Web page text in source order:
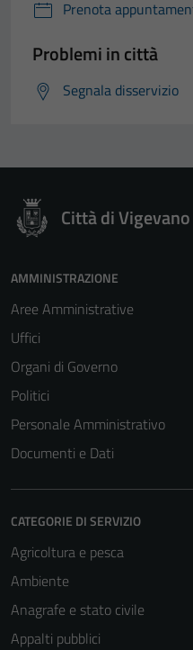
Prenota
Problemi in città
Segnala disservizio
Città di Vigevano
AMMINISTRAZIONE
Aree Amministrative
Uffici
Organi di Governo
Politici
Personale Amministrativo
Documenti e Dati
CATEGORIE DI SERVIZIO
Agricoltura e pesca
Ambiente
Anagrafe e stato civile
Appalti pubblici